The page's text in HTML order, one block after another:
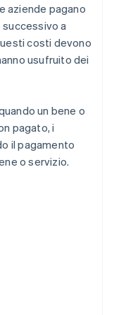
aziende pagano
a
costi devono
usufruito dei
un bene o
pagato, i
il pagamento
o servizio.